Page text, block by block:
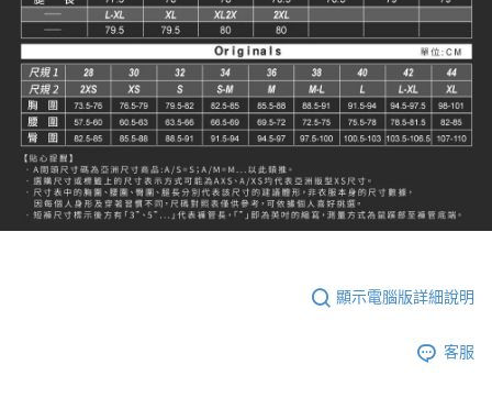
顯示電腦版詳細說明
客服